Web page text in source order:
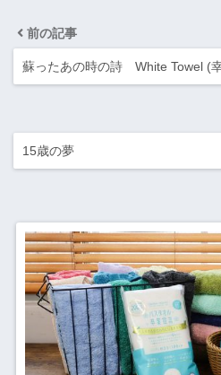
前の記事
蘇ったあの時の詩 White Towel (
15歳の夢